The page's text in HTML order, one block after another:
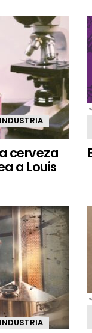
cerveza
a Louis